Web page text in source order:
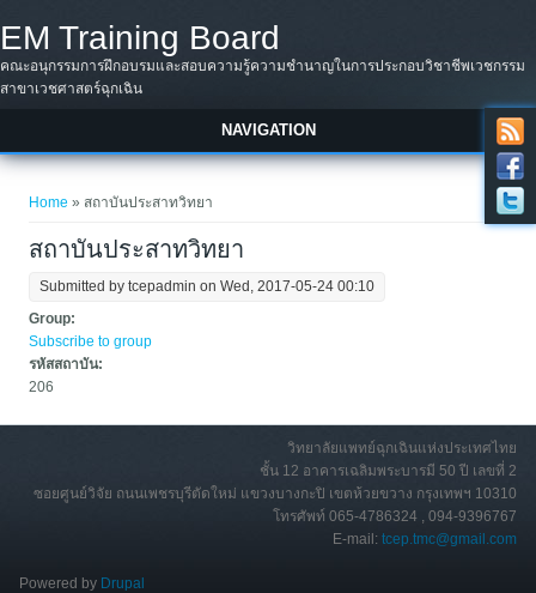
EM Training Board
คณะอนุกรรมการฝึกอบรมและสอบความรู้ความชำนาญในการประกอบวิชาชีพเวชกรรม
สาขาเวชศาสตร์ฉุกเฉิน
NAVIGATION
Home » สถาบันประสาทวิทยา
สถาบันประสาทวิทยา
Submitted bytcepadmin on Wed, 2017-05-24 00:10
Group:
Subscribe to group
รหัสสถาบัน:
206
วิทยาลัยแพทย์ฉุกเฉินแห่งประเทศไทย
ชั้น 12 อาคารเฉลิมพระบารมี 50 ปี เลขที่ 2
ซอยศูนย์วิจัย ถนนเพชรบุรีตัดใหม่ แขวงบางกะปิ เขตห้วยขวาง กรุงเทพฯ 10310
โทรศัพท์ 065-4786324 , 094-9396767
E-mail:tcep.tmc@gmail.com
Powered by Drupal